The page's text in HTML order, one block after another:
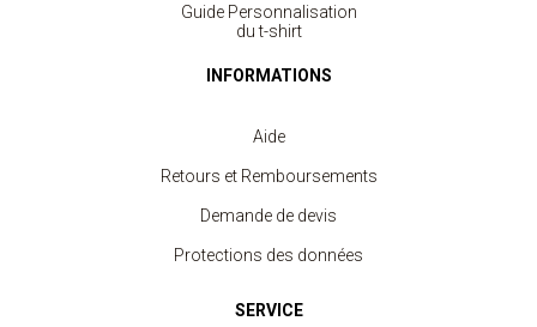
Guide Personnalisation
du t-shirt
INFORMATIONS
Aide
Retours et Remboursements
Demande de devis
Protections des données
SERVICE